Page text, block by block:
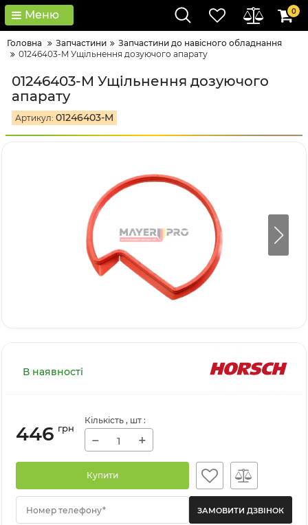
Меню 0
Головна Запчастини
Запчастини до навісного обладнання
01246403-M Ущільнення дозуючого апарату
01246403-M Ущільнення дозуючого
апарату
Артикул: 01246403-M
В наявності
446 грн
Кількість , шт :
− +
Купити
Номер телефону*